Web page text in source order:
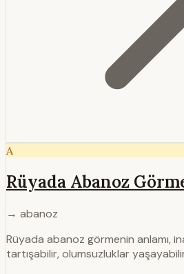
A
Rüyada Abanoz
→ abanoz
Rüyada abanoz görmenin anlamı,
tartışabilir, olumsuzluklar